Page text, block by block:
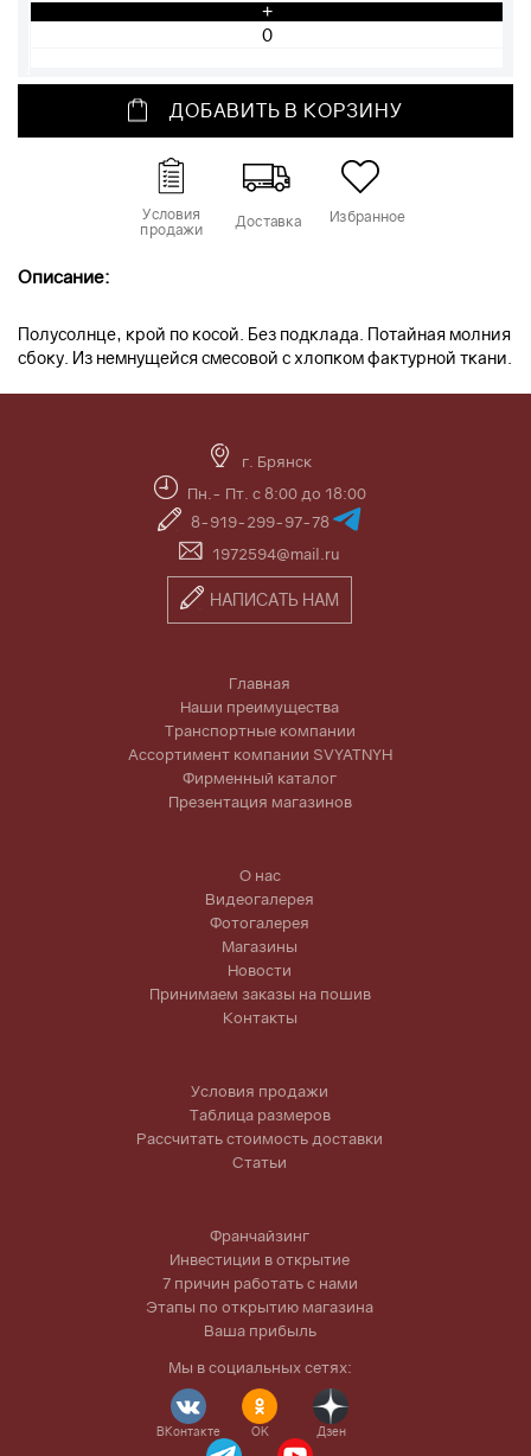
+
ДОБАВИТЬ В КОРЗИНУ
Условия
продажи Доставка Избранное
Описание:
Полусолнце, крой по косой. Без подклада. Потайная молния
сбоку. Из немнущейся смесовой с хлопком фактурной ткани.
г. Брянск
Пн.- Пт. с 8:00 до 18:00
8-919-299-97-78
1972594@mail.ru
НАПИСАТЬ НАМ
Главная
Наши преимущества
Транспортные компании
Ассортимент компании SVYATNYH
Фирменный каталог
Презентация магазинов
О нас
Видеогалерея
Фотогалерея
Магазины
Новости
Принимаем заказы на пошив
Контакты
Условия продажи
Таблица размеров
Рассчитать стоимость доставки
Статьи
Франчайзинг
Инвестиции в открытие
7 причин работать с нами
Этапы по открытию магазина
Ваша прибыль
Мы в социальных сетях:
ВКонтакте OK Дзен